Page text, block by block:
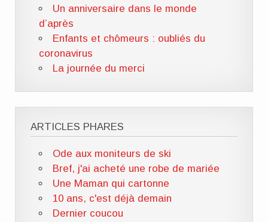
Un anniversaire dans le monde
d’après
Enfants et chômeurs : oubliés du
coronavirus
La journée du merci
ARTICLES PHARES
Ode aux moniteurs de ski
Bref, j'ai acheté une robe de mariée
Une Maman qui cartonne
10 ans, c'est déjà demain
Dernier coucou